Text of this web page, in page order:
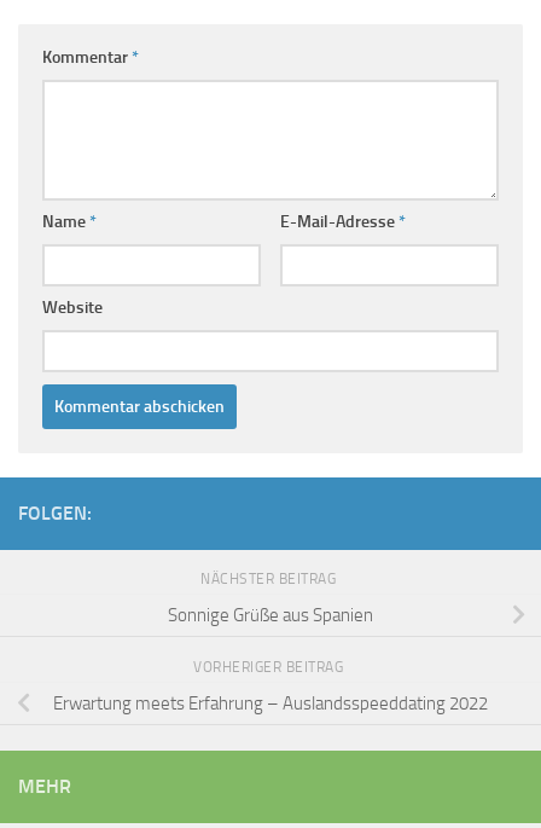
Kommentar*
Name* E-Mail-Adresse*
Website
FOLGEN:
NÄCHSTER BEITRAG
Sonnige Grüße aus Spanien
VORHERIGER BEITRAG
Erwartung meets Erfahrung – Auslandsspeeddating 2022
MEHR